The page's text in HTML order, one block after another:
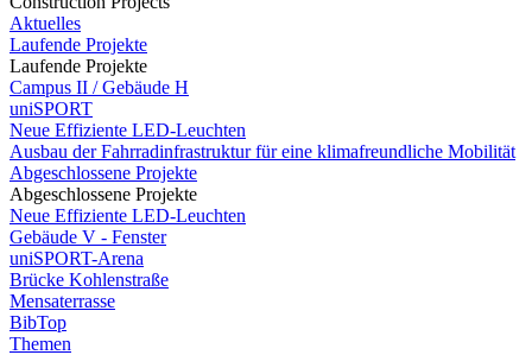
Aktuelles
Laufende Projekte
Laufende Projekte
Campus II / Gebäude H
uniSPORT
Neue Effiziente LED-Leuchten
Ausbau der Fahrradinfrastruktur für eine klimafreundliche Mobilität
Abgeschlossene Projekte
Abgeschlossene Projekte
Neue Effiziente LED-Leuchten
Gebäude V - Fenster
uniSPORT-Arena
Brücke Kohlenstraße
Mensaterrasse
BibTop
Themen